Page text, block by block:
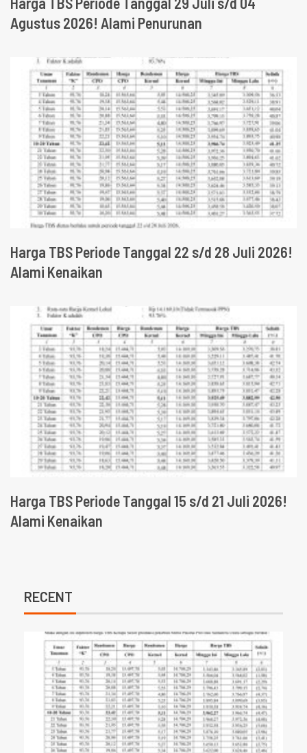
Agustus 2026! Alami Penurunan
Harga TBS Periode Tanggal 22 s/d 28 Juli 2026!
Alami Kenaikan
Harga TBS Periode Tanggal 15 s/d 21 Juli 2026!
Alami Kenaikan
RECENT